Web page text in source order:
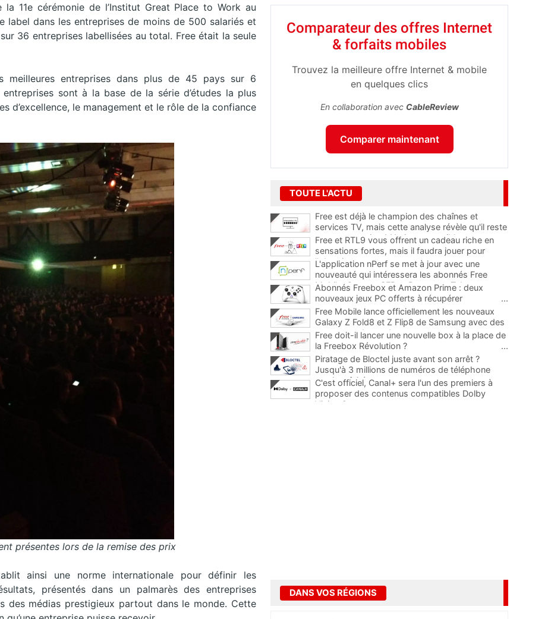
11e cérémonie de l’Institut Great Place to Work au
label dans les entreprises de moins de 500 salariés et
36 entreprises labellisées au total. Free était la seule
meilleures entreprises dans plus de 45 pays sur 6
sont à la base de la série d’études la plus
d’excellence, le management et le rôle de la confiance
présentes lors de la remise des prix
ainsi une norme internationale pour définir les
présentés dans un palmarès des entreprises
des médias prestigieux partout dans le monde. Cette
Comparateur des offres Internet
& forfaits mobiles
Trouvez la meilleure offre Internet & mobile
en quelques clics
En collaboration avec CableReview
Comparer maintenant
TOUTE L'ACTU
Free est déjà le champion des chaînes et
services TV, mais cette analyse révèle qu'il reste
encore au moins 141 ajouts possibles
Free et RTL9 vous offrent un cadeau riche en
sensations fortes, mais il faudra jouer pour
l'obtenir
L'application nPerf se met à jour avec une
nouveauté qui intéressera les abonnés Free
Mobile, Orange, SFR et Bouygues Telecom
Abonnés Freebox et Amazon Prime : deux
nouveaux jeux PC offerts à récupérer
...
Free Mobile lance officiellement les nouveaux
Galaxy Z Fold8 et Z Flip8 de Samsung avec des
promos et des cadeaux
...
Free doit-il lancer une nouvelle box à la place de
la Freebox Révolution ?
...
Piratage de Bloctel juste avant son arrêt ?
Jusqu'à 3 millions de numéros de téléphone
auraient fuité
C'est officiel, Canal+ sera l'un des premiers à
proposer des contenus compatibles Dolby
Vision 2
DANS VOS RÉGIONS